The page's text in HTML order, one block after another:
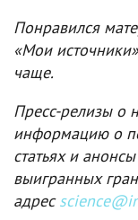
Понравился
«Мои
чаще.
Пресс-релизы о
информацию о
статьях и
выигранных
адрес